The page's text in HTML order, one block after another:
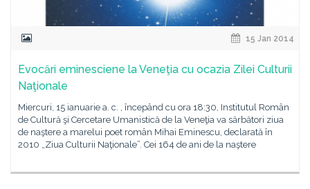
15 Jan 2014
Evocări eminesciene la Veneţia cu ocazia Zilei Culturii
Naţionale
Miercuri, 15 ianuarie a. c. , începând cu ora 18:30, Institutul Român
de Cultură şi Cercetare Umanistică de la Veneţia va sărbători ziua
de naştere a marelui poet român Mihai Eminescu, declarată în
2010 „Ziua Culturii Naţionale”. Cei 164 de ani de la naştere